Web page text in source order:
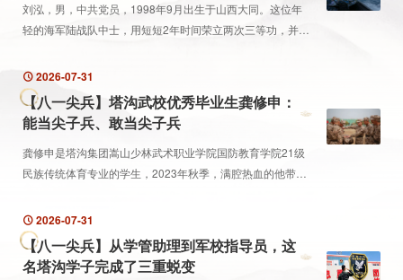
刘泓，男，中共党员，1998年9月出生于山西大同。这位年
轻的海军陆战队中士，用短短2年时间荣立两次三等功，并于
2026-07-31
【八一尖兵】塔沟武校优秀毕业生龚修申：
能当尖子兵、敢当尖子兵
龚修申是塔沟集团嵩山少林武术职业学院国防教育学院21级
民族传统体育专业的学生，2023年秋季，满腔热血的他带着
营两个多月，他就因为过硬的身体素质和军事技能...
2026-07-31
【八一尖兵】从学管助理到军校指导员，这
名塔沟学子完成了三重蜕变